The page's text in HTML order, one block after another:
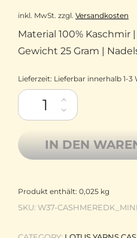
inkl. MwSt. zzgl. Versandkosten
Material 100% Kaschmir
Gewicht 25 Gram |
Lieferzeit: Lieferbar innerhalb 1-3
Cashmere D.K. Mini Lotus
IN DEN
Produkt enthält: 0,025 kg
SKU: W37-